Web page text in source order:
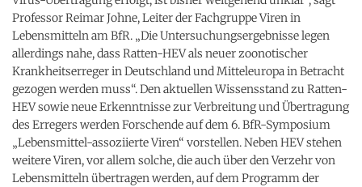
Professor Reimar Johne, Leiter der Fachgruppe Viren in
Lebensmitteln am BfR. „Die Untersuchungsergebnisse legen
allerdings nahe, dass Ratten-HEV als neuer zoonotischer
Krankheitserreger in Deutschland und Mitteleuropa in Betracht
gezogen werden muss“. Den aktuellen Wissensstand zu Ratten-
HEV sowie neue Erkenntnisse zur Verbreitung und Übertragung
des Erregers werden Forschende auf dem 6. BfR-Symposium
„Lebensmittel-assoziierte Viren“ vorstellen. Neben HEV stehen
weitere Viren, vor allem solche, die auch über den Verzehr von
Lebensmitteln übertragen werden, auf dem Programm der